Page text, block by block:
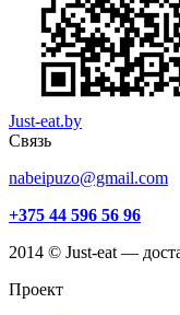
Just-eat.by
Связь
nabeipuzo@gmail.com
+375 44 596 56 96
2014 © Just-eat —
Проект